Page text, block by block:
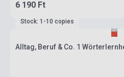
6 190 Ft
Stock: 1-10 copies
Alltag, Beruf & Co. 1